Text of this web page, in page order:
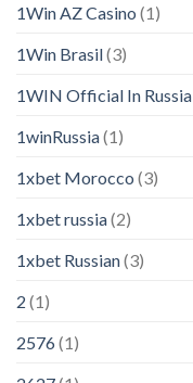
1Win AZ Casino (1)
1Win Brasil(3)
1WIN Official In Russia
1winRussia(1)
1xbet Morocco (3)
1xbet russia(2)
1xbet Russian(3)
2 (1)
2576(1)